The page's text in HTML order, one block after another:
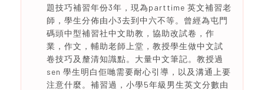
題技巧補習年份3年，現為parttime 英文補習老
師，學生分佈由小3去到中六不等。曾經為屯門
碼頭中型補習社中文助教，協助改試卷，作
業，作文，輔助老師上堂，教授學生做中文試
卷技巧及釐清知識點。大量中文筆記。教授過
sen 學生明白佢哋需要耐心引導，以及溝通上要
注意什麼。補習過，小學5年級男生英文分數由